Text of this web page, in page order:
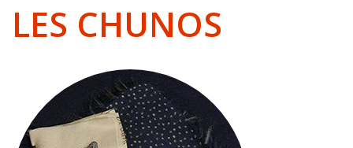
LES CHUNOS